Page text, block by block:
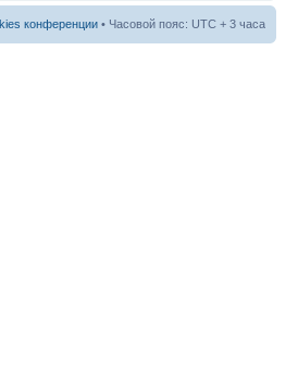
конференции • Часовой пояс: UTC + 3 часа